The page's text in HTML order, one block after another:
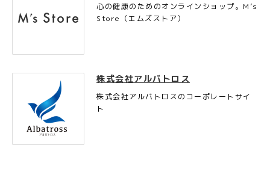
心の健康のためのオンラインショップ。M’s
Store（エムズストア）
株式会社アルバトロス
株式会社アルバトロスのコーポレートサイ
ト